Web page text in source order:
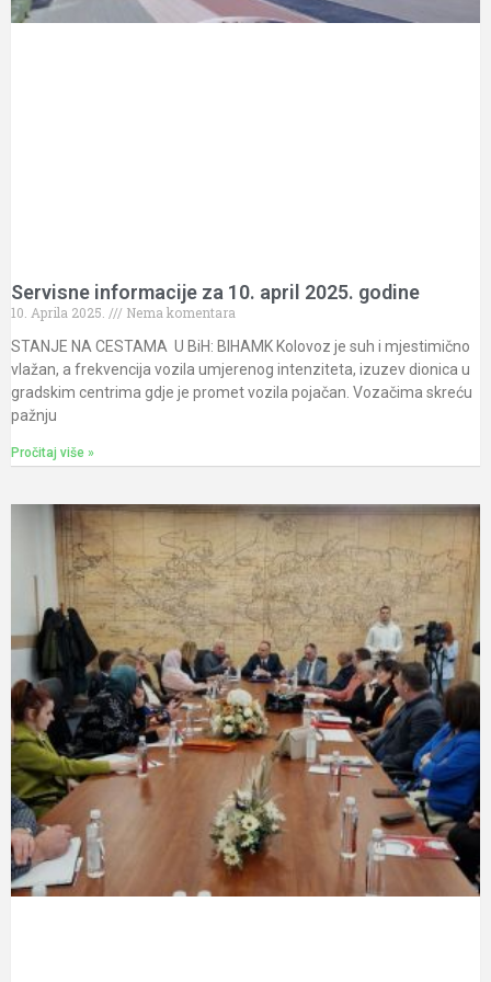
Servisne informacije za 10. april 2025. godine
10. Aprila 2025.
Nema komentara
STANJE NA CESTAMA U BiH: BIHAMK Kolovoz je suh i mjestimično
vlažan, a frekvencija vozila umjerenog intenziteta, izuzev dionica u
gradskim centrima gdje je promet vozila pojačan. Vozačima skreću
pažnju
Pročitaj više »